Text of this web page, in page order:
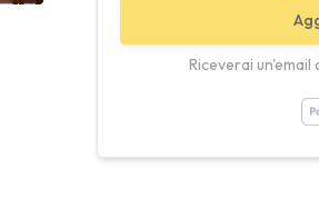
Riceverai un'email